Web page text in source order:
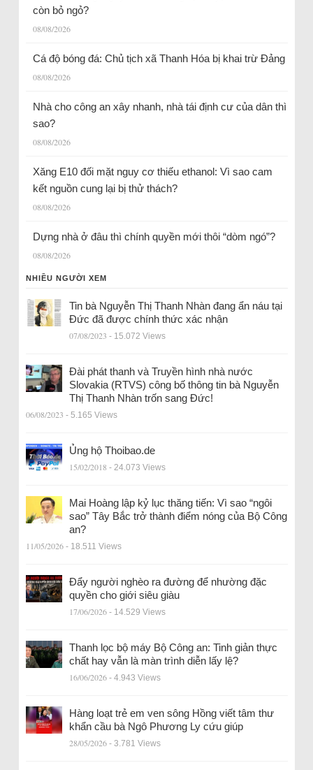
còn bỏ ngỏ?
08/08/2026
Cá độ bóng đá: Chủ tịch xã Thanh Hóa bị khai trừ Đảng
08/08/2026
Nhà cho công an xây nhanh, nhà tái định cư của dân thì
sao?
08/08/2026
Xăng E10 đối mặt nguy cơ thiếu ethanol: Vì sao cam
kết nguồn cung lại bị thử thách?
08/08/2026
Dựng nhà ở đâu thì chính quyền mới thôi “dòm ngó”?
08/08/2026
NHIỀU NGƯỜI XEM
Tin bà Nguyễn Thị Thanh Nhàn đang ẩn náu tại
Đức đã được chính thức xác nhận
07/08/2023 - 15.072 Views
Đài phát thanh và Truyền hình nhà nước
Slovakia (RTVS) công bố thông tin bà Nguyễn
Thị Thanh Nhàn trốn sang Đức!
06/08/2023 - 5.165 Views
Ủng hộ Thoibao.de
15/02/2018 - 24.073 Views
Mai Hoàng lập kỷ lục thăng tiến: Vì sao “ngôi
sao” Tây Bắc trở thành điểm nóng của Bộ Công
an?
11/05/2026 - 18.511 Views
Đẩy người nghèo ra đường để nhường đặc
quyền cho giới siêu giàu
17/06/2026 - 14.529 Views
Thanh lọc bộ máy Bộ Công an: Tinh giản thực
chất hay vẫn là màn trình diễn lấy lệ?
16/06/2026 - 4.943 Views
Hàng loạt trẻ em ven sông Hồng viết tâm thư
khẩn cầu bà Ngô Phương Ly cứu giúp
28/05/2026 - 3.781 Views